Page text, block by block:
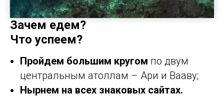
Зачем едем?
Что успеем?
Пройдем большим кругом по двум
центральным атоллам – Ари и Вааву;
Нырнем на всех знаковых сайтах.